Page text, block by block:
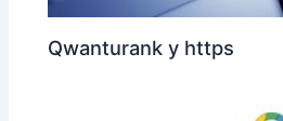
Qwanturank y https